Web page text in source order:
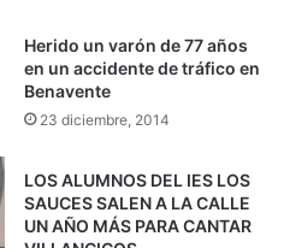
Herido un varón de 77 años
en un accidente de tráfico en
Benavente
23 diciembre, 2014
LOS ALUMNOS DEL IES LOS
SAUCES SALEN A LA CALLE
UN AÑO MÁS PARA CANTAR